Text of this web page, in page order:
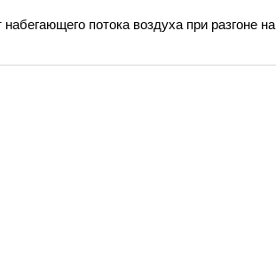
потока воздуха при разгоне на